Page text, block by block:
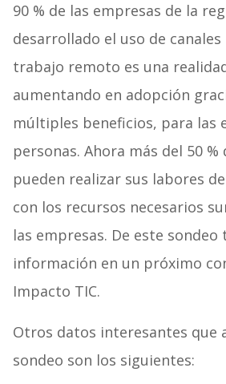
90 % de las empresas de la
desarrollado el uso de canales
trabajo remoto es una
aumentando en adopción
múltiples beneficios, para las
personas. Ahora más del 50
pueden realizar sus labores
con los recursos necesarios
las empresas. De este
información en un próximo
Impacto TIC.
Otros datos interesantes que
sondeo son los siguientes: